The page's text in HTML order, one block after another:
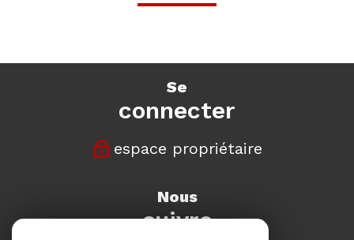
se
connecter
espace propriétaire
nous
suivre